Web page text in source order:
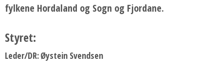
fylkene Hordaland og Sogn og Fjordane.
Styret:
Leder/DR:Øystein Svendsen